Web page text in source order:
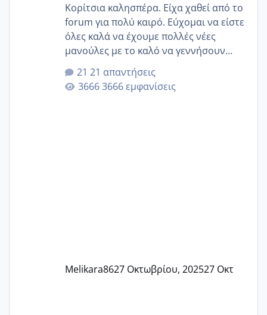
Κορίτσια καλησπέρα. Είχα χαθεί από το
forum για πολύ καιρό. Εύχομαι να είστε
όλες καλά να έχουμε πολλές νέες
μανούλες με το καλό να γεννήσουν
αυτές που ήδη περιμένουν. Να πάρουν
γερα μωράκια στην αγκαλίτσα τους
🙏🏼🙏🏼 Ας πάμε λοιπόν στο θέμα μου.
21 απαντήσεις
3666 εμφανίσεις
Melikara8627 Οκτωβρίου, 202527 Οκτ